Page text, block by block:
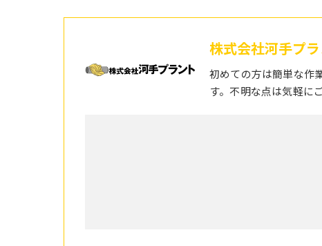
株式会社河手プラ
初めての方は簡単な作
す。不明な点は気軽に